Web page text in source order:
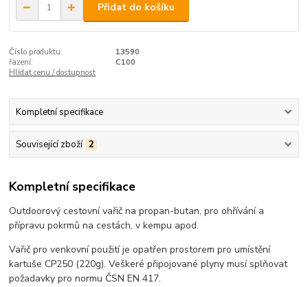
Přidat do košíku
Číslo produktu:
13590
řazení:
C100
Hlídat cenu / dostupnost
Kompletní specifikace
Související zboží 2
Kompletní specifikace
Outdoorový cestovní vařič na propan-butan, pro ohřívání a
přípravu pokrmů na cestách, v kempu apod.
Vařič pro venkovní použití je opatřen prostorem pro umístění
kartuše CP250 (220g). Veškeré připojované plyny musí splňovat
požadavky pro normu ČSN EN 417.